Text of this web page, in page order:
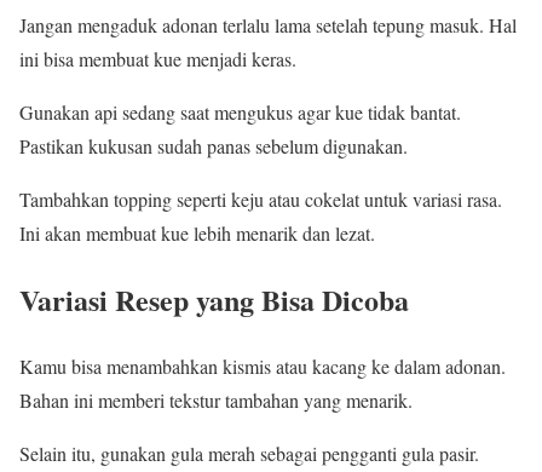
Jangan mengaduk adonan terlalu lama setelah tepung masuk. Hal
ini bisa membuat kue menjadi keras.
Gunakan api sedang saat mengukus agar kue tidak bantat.
Pastikan kukusan sudah panas sebelum digunakan.
Tambahkan topping seperti keju atau cokelat untuk variasi rasa.
Ini akan membuat kue lebih menarik dan lezat.
Variasi Resep yang Bisa Dicoba
Kamu bisa menambahkan kismis atau kacang ke dalam adonan.
Bahan ini memberi tekstur tambahan yang menarik.
Selain itu, gunakan gula merah sebagai pengganti gula pasir.